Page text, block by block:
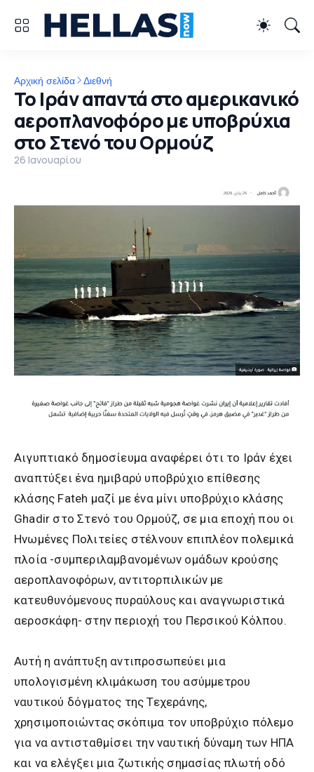
Αρχική σελίδα Διεθνή
Το Ιράν απαντά στο αμερικανικό
αεροπλανοφόρο με υποβρύχια
στο Στενό του Ορμούζ
26 Ιανουαρίου
Αιγυπτιακό δημοσίευμα αναφέρει ότι το Ιράν έχει
αναπτύξει ένα ημιβαρύ υποβρύχιο επίθεσης
κλάσης Fateh μαζί με ένα μίνι υποβρύχιο κλάσης
Ghadir στο Στενό του Ορμούζ, σε μια εποχή που οι
Ηνωμένες Πολιτείες στέλνουν επιπλέον πολεμικά
πλοία -συμπεριλαμβανομένων ομάδων κρούσης
αεροπλανοφόρων, αντιτορπιλικών με
κατευθυνόμενους πυραύλους και αναγνωριστικά
αεροσκάφη- στην περιοχή του Περσικού Κόλπου.
Αυτή η ανάπτυξη αντιπροσωπεύει μια
υπολογισμένη κλιμάκωση του ασύμμετρου
ναυτικού δόγματος της Τεχεράνης,
χρησιμοποιώντας σκόπιμα τον υποβρύχιο πόλεμο
για να αντισταθμίσει την ναυτική δύναμη των ΗΠΑ
και να ελέγξει μια ζωτικής σημασίας πλωτή οδό